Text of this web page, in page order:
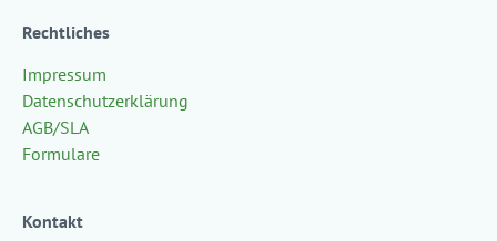
Rechtliches
Impressum
Datenschutzerklärung
AGB/SLA
Formulare
Kontakt